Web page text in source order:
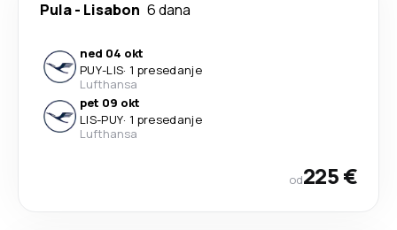
Pula- Lisabon 6 dana
ned 04 okt
PUY-LIS· 1 presedanje
Lufthansa
pet 09 okt
LIS-PUY· 1 presedanje
Lufthansa
od225 €